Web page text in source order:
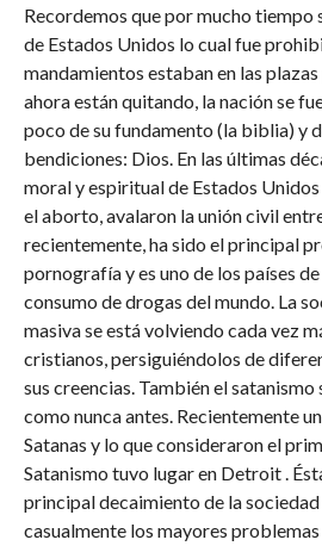
Recordemos que por mucho tiempo
de Estados Unidos lo cual fue
mandamientos estaban en las
ahora están quitando, la nación se
poco de su fundamento (la biblia) y
bendiciones: Dios. En las últimas
moral y espiritual de Estados
el aborto, avalaron la unión civil
recientemente, ha sido el principal
pornografía y es uno de los países
consumo de drogas del mundo. La
masiva se está volviendo cada vez
cristianos, persiguiéndolos de
sus creencias. También el
como nunca antes. Recientemente
Satanas y lo que consideraron el
Satanismo tuvo lugar en Detroit .
principal decaimiento de la sociedad
casualmente los mayores